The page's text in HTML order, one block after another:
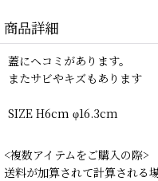
商品詳細
蓋にヘコミがあります。
またサビやキズもあります
SIZE H6cm φ16.3cm
<複数アイテムをご購入の際>
送料が加算されて計算される